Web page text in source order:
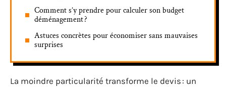
Comment s’y prendre pour calculer son budget
déménagement ?
Astuces concrètes pour économiser sans mauvaises
surprises
La moindre particularité transforme le devis : un